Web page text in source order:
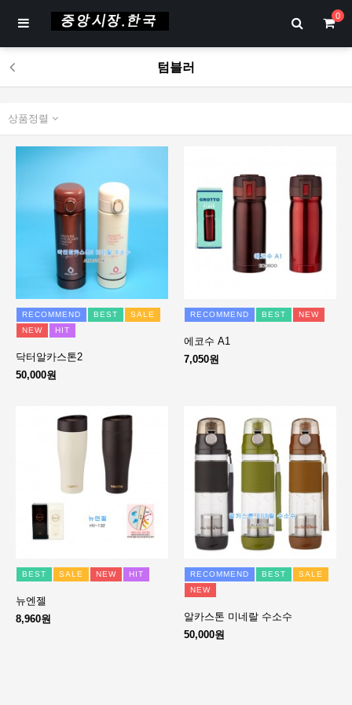
0
텀블러
상품정렬
RECOMMEND BEST
SALE
NEW
HIT
닥터알카스톤2
50,000원
RECOMMEND BEST NEW
에코수 A1
7,050원
BEST SALE NEW HIT
뉴엔젤
8,960원
RECOMMEND BEST
SALE
NEW
알카스톤 미네랄 수소수
50,000원